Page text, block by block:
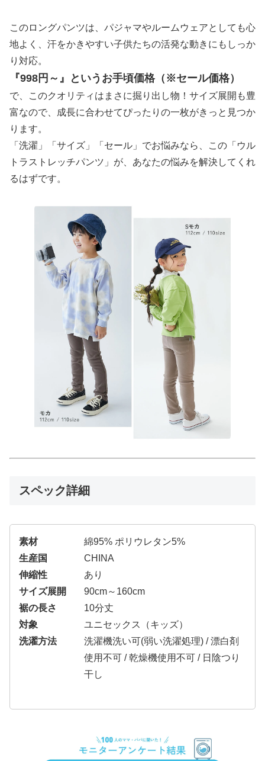
このロングパンツは、パジャマやルームウェアとしても心
地よく、汗をかきやすい子供たちの活発な動きにもしっか
り対応。
『998円～』というお手頃価格（※セール価格）
で、このクオリティはまさに掘り出し物！サイズ展開も豊
富なので、成長に合わせてぴったりの一枚がきっと見つか
ります。
「洗濯」「サイズ」「セール」でお悩みなら、この「ウル
トラストレッチパンツ」が、あなたの悩みを解決してくれ
るはずです。
スペック詳細
素材
綿95% ポリウレタン5%
生産国
CHINA
伸縮性
あり
サイズ展開
90cm～160cm
裾の長さ
10分丈
対象
ユニセックス（キッズ）
洗濯方法
洗濯機洗い可(弱い洗濯処理) / 漂白剤
使用不可 / 乾燥機使用不可 / 日陰つり
干し